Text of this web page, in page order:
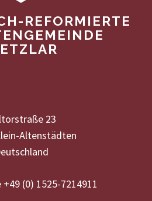
REFORMIERTE
23
Altenstädten
(0) 1525-7214911